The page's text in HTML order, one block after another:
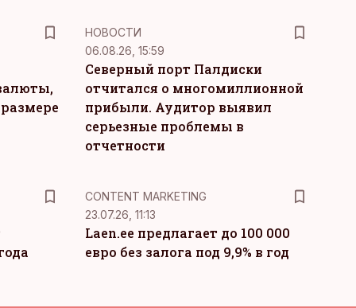
НОВОСТИ
06.08.26, 15:59
Северный порт Палдиски
отчитался о многомиллионной
прибыли. Аудитор выявил
серьезные проблемы в
отчетности
KM
CONTENT MARKETING
23.07.26, 11:13
Laen.ee предлагает до 100 000
евро без залога под 9,9% в год